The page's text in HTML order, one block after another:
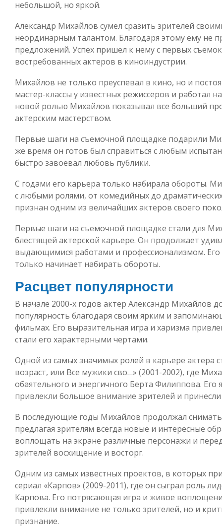
небольшой, но яркой.
Александр Михайлов сумел сразить зрителей
неординарным талантом. Благодаря этому ему не
предложений. Успех пришел к нему с первых
востребованных актеров в киноиндустрии.
Михайлов не только преуспевал в кино, но и
мастер-классы у известных режиссеров и работал
новой ролью Михайлов показывал все больший
актерским мастерством.
Первые шаги на съемочной площадке подарили
же время он готов был справиться с любым
быстро завоевал любовь публики.
С годами его карьера только набирала обороты.
с любыми ролями, от комедийных до
признан одним из величайших актеров своего
Первые шаги на съемочной площадке стали для
блестящей актерской карьере. Он продолжает
выдающимися работами и профессионализмом. Его
только начинает набирать обороты.
Расцвет популярности
В начале 2000-х годов актер Александр Михайлов
популярность благодаря своим ярким и
фильмах. Его выразительная игра и харизма
стали его характерными чертами.
Одной из самых значимых ролей в карьере актера
возраст, или Все мужики сво…» (2001-2002), где
обаятельного и энергичного Берта Филиппова. Его
привлекли большое внимание зрителей и
В последующие годы Михайлов продолжал
предлагая зрителям всегда новые и интересные
воплощать на экране различные персонажи и
зрителей восхищение и восторг.
Одним из самых известных проектов, в которых
сериал «Карпов» (2009-2011), где он сыграл роль
Карпова. Его потрясающая игра и живое
привлекли внимание не только зрителей, но и
признание.